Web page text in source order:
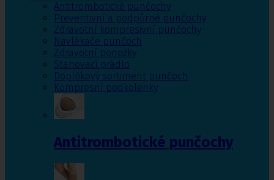
Antitrombotické punčochy
Preventivní a podpůrné punčochy
Zdravotní kompresivní punčochy
Navlékače punčoch
Zdravotní ponožky
Stahovací prádlo
Doplňkový sortiment punčoch
Kompresní podkolenky
Antitrombotické punčochy